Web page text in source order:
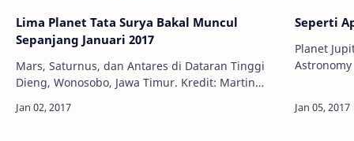
Lima Planet Tata Surya Bakal Muncul
Sepanjang Januari 2017
Mars, Saturnus, dan Antares di Dataran Tinggi
Dieng, Wonosobo, Jawa Timur. Kredit: Martin
yang baru ini, lima planet Tata Surya…
Seperti
Planet